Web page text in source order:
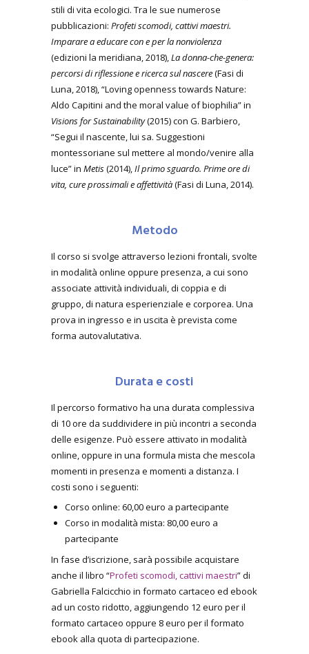
stili di vita ecologici. Tra le sue numerose
pubblicazioni: Profeti scomodi, cattivi maestri.
Imparare a educare con e per la nonviolenza
(edizioni la meridiana, 2018), La donna-che-genera:
percorsi di riflessione e ricerca sul nascere(Fasi di
Luna, 2018), “Loving openness towards Nature:
Aldo Capitini and the moral value of biophilia” in
Visions for Sustainability(2015) con G. Barbiero,
“Segui il nascente, lui sa. Suggestioni
montessoriane sul mettere al mondo/venire alla
luce” in Metis(2014), Il primo sguardo. Prime ore di
vita, cure prossimali e affettività(Fasi di Luna, 2014).
Metodo
Il corso si svolge attraverso lezioni frontali, svolte
in modalità online oppure presenza, a cui sono
associate attività individuali, di coppia e di
gruppo, di natura esperienziale e corporea. Una
prova in ingresso e in uscita è prevista come
forma autovalutativa.
Durata e costi
Il percorso formativo ha una durata complessiva
di 10 ore da suddividere in più incontri a seconda
delle esigenze. Può essere attivato in modalità
online, oppure in una formula mista che mescola
momenti in presenza e momenti a distanza. I
costi sono i seguenti:
Corso online: 60,00 euro a partecipante
Corso in modalità mista: 80,00 euro a
partecipante
In fase d’iscrizione, sarà possibile acquistare
anche il libro “Profeti scomodi, cattivi maestri” di
Gabriella Falcicchio in formato cartaceo ed ebook
ad un costo ridotto, aggiungendo 12 euro per il
formato cartaceo oppure 8 euro per il formato
ebook alla quota di partecipazione.